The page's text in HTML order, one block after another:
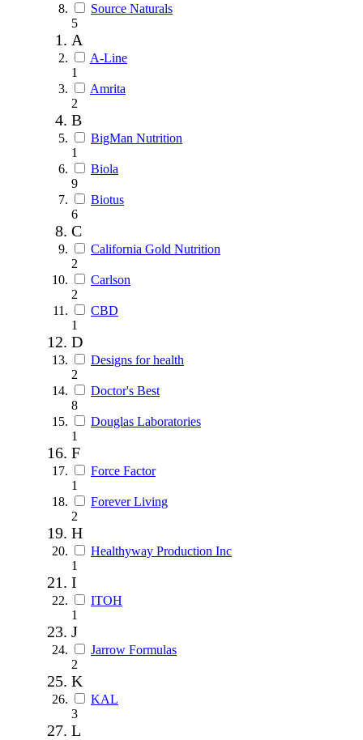
Source Naturals
5
A
A-Line
1
Amrita
2
B
BigMan Nutrition
1
Biola
9
Biotus
6
C
California Gold Nutrition
2
Carlson
2
CBD
1
D
Designs for health
2
Doctor's Best
8
Douglas Laboratories
1
F
Force Factor
1
Forever Living
2
H
Healthyway Production Inc
1
I
ITOH
1
J
Jarrow Formulas
2
K
KAL
3
L